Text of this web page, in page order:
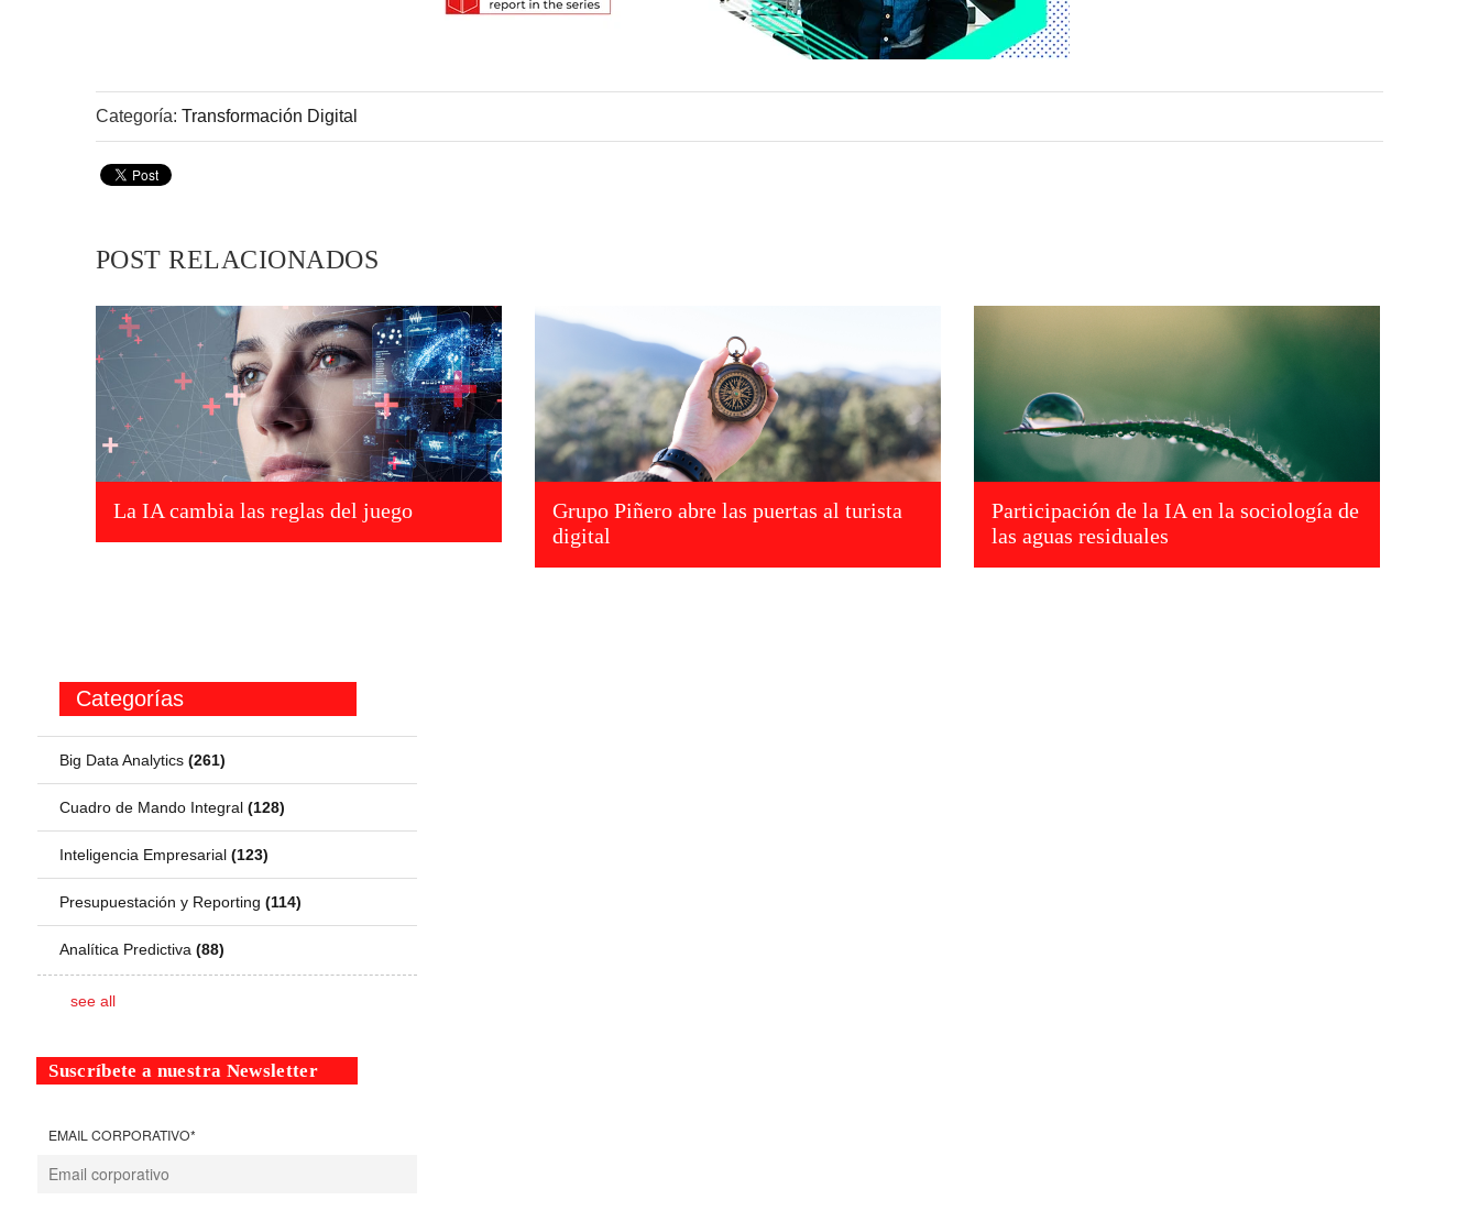
Categoría: Transformación Digital
POST RELACIONADOS
La IA cambia las reglas del juego
Grupo Piñero abre las puertas al turista
digital
Participación de la IA en la sociología de
las aguas residuales
Categorías
Big Data Analytics(261)
Cuadro de Mando Integral(128)
Inteligencia Empresarial(123)
Presupuestación y Reporting(114)
Analítica Predictiva(88)
see all
Suscríbete a nuestra Newsletter
EMAIL CORPORATIVO*